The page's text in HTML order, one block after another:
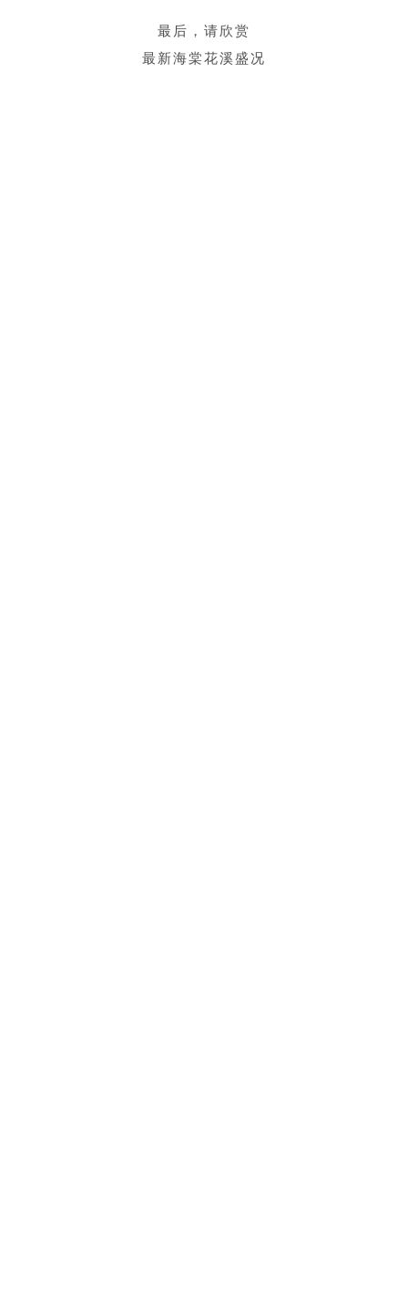
最后，请欣赏
最新海棠花溪盛况